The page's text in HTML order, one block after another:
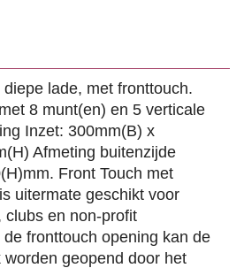
lade, met fronttouch.
8 munt(en) en 5 verticale
Inzet: 300mm(B) x
Afmeting buitenzijde
Front Touch met
uitermate geschikt voor
clubs en non-profit
fronttouch opening kan de
geopend door het